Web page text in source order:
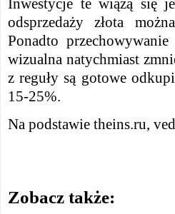
Inwestycje te wiążą się
odsprzedaży złota
Ponadto
wizualna natychmiast
z reguły są gotowe
15-25%.
Na podstawie theins.ru,
Zobacz także: